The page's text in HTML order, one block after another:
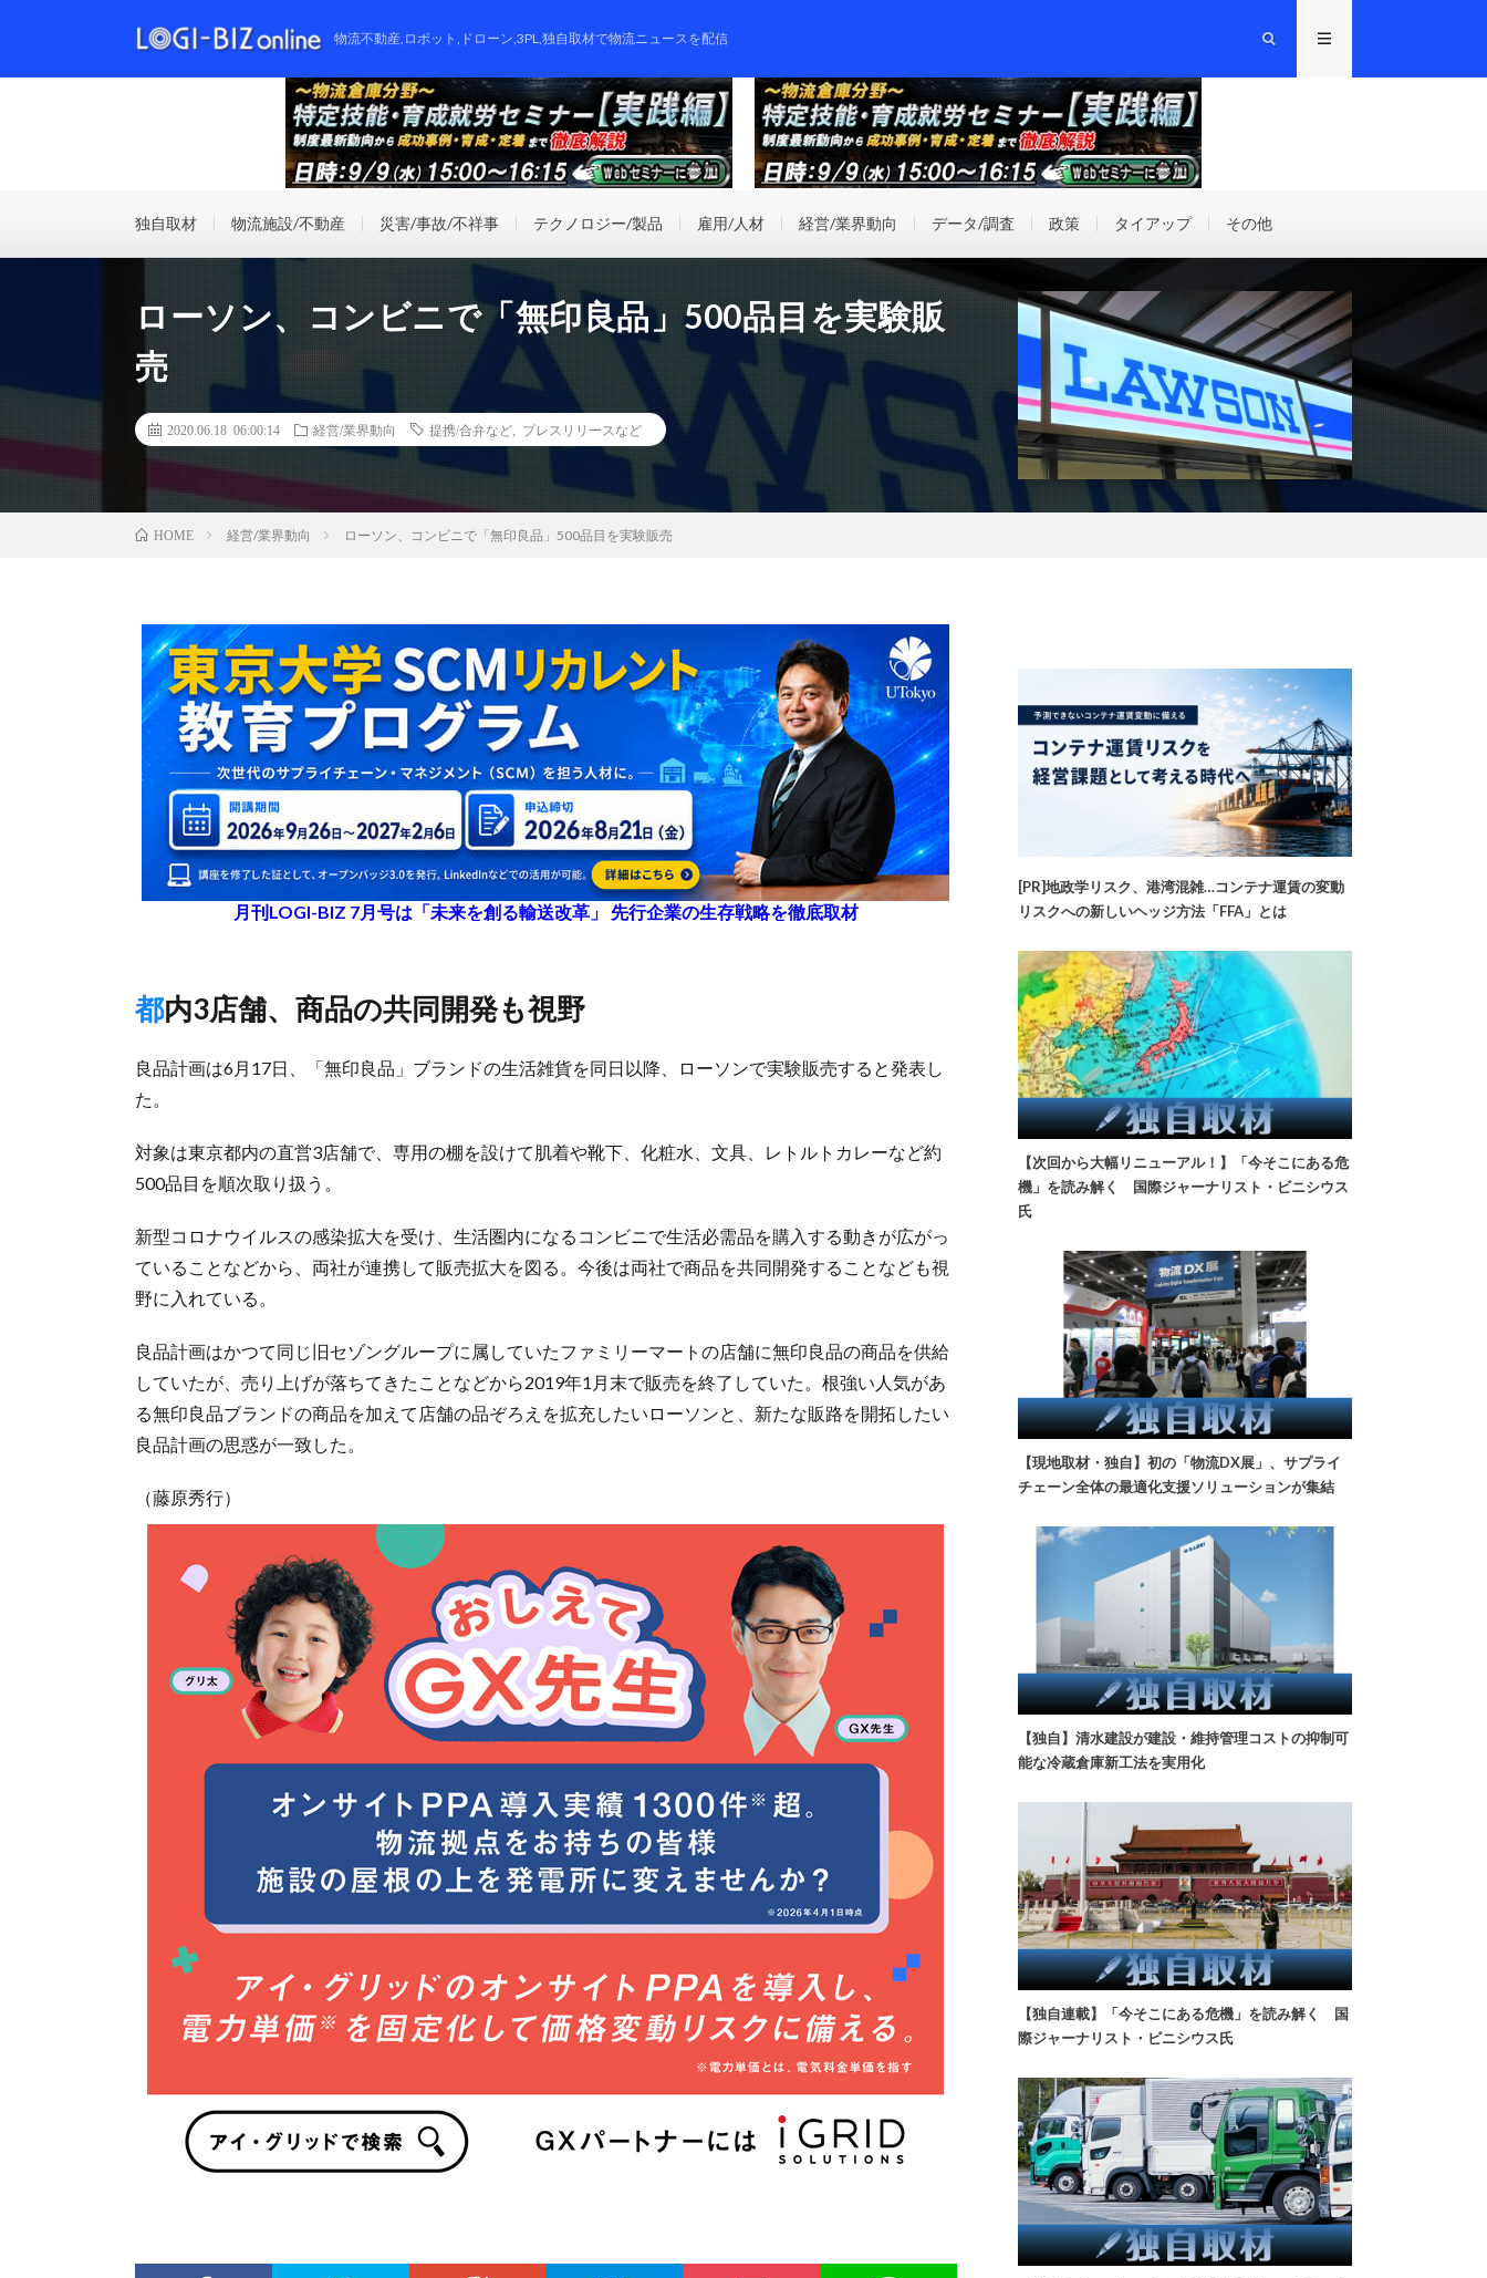
物流不動産,ロボット,ドローン,3PL,独自取材で物流ニュースを配信
独自取材 物流施設/不動産 災害/事故/不祥事 テクノロジー/製品 雇用/人材 経営/業界動向 データ/調査 政策 タイアップ その他
ローソン、コンビニで「無印良品」500品目を実験販
売
2020.06.18 06:00:14 経営/業界動向 提携/合弁など プレスリリースなど
HOME 経営/業界動向 ローソン、コンビニで「無印良品」500品目を実験販売
月刊LOGI-BIZ 7月号は「未来を創る輸送改革」 先行企業の生存戦略を徹底取材
都内3店舗、商品の共同開発も視野
良品計画は6月17日、「無印良品」ブランドの生活雑貨を同日以降、ローソンで実験販売すると発表し
た。
対象は東京都内の直営3店舗で、専用の棚を設けて肌着や靴下、化粧水、文具、レトルトカレーなど約
500品目を順次取り扱う。
新型コロナウイルスの感染拡大を受け、生活圏内になるコンビニで生活必需品を購入する動きが広がっ
ていることなどから、両社が連携して販売拡大を図る。今後は両社で商品を共同開発することなども視
野に入れている。
良品計画はかつて同じ旧セゾングループに属していたファミリーマートの店舗に無印良品の商品を供給
していたが、売り上げが落ちてきたことなどから2019年1月末で販売を終了していた。根強い人気があ
る無印良品ブランドの商品を加えて店舗の品ぞろえを拡充したいローソンと、新たな販路を開拓したい
良品計画の思惑が一致した。
（藤原秀行）
[PR]地政学リスク、港湾混雑…コンテナ運賃の変動
リスクへの新しいヘッジ方法「FFA」とは
【次回から大幅リニューアル！】「今そこにある危
機」を読み解く 国際ジャーナリスト・ビニシウス
氏
【現地取材・独自】初の「物流DX展」、サプライ
チェーン全体の最適化支援ソリューションが集結
【独自】清水建設が建設・維持管理コストの抑制可
能な冷蔵倉庫新工法を実用化
【独自連載】「今そこにある危機」を読み解く 国
際ジャーナリスト・ビニシウス氏